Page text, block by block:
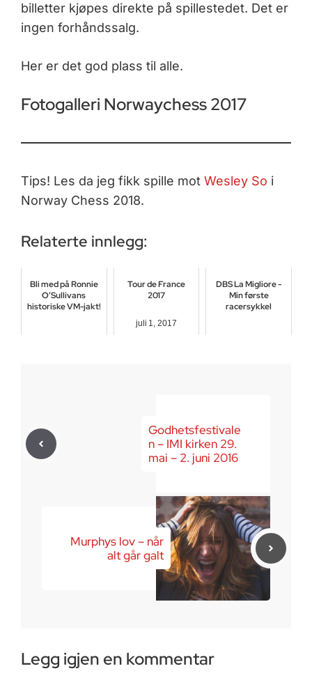
billetter kjøpes direkte på spillestedet. Det er
ingen forhåndssalg.
Her er det god plass til alle.
Fotogalleri Norwaychess 2017
Tips! Les da jeg fikk spille mot Wesley So i
Norway Chess 2018.
Relaterte innlegg:
Bli med på Ronnie
O’Sullivans
historiske VM-jakt!
Tour de France
2017
juli 1, 2017
DBS La Migliore -
Min første
racersykkel
Godhetsfestivale
n – IMI kirken 29.
mai – 2. juni 2016
Murphys lov – når
alt går galt
Legg igjen en kommentar